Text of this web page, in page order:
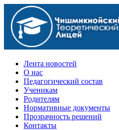
Официальный сайт учебного
Лента новостей
О нас
Педагогический состав
Ученикам
Родителям
Нормативные документы
Прозрачность решений
Контакты